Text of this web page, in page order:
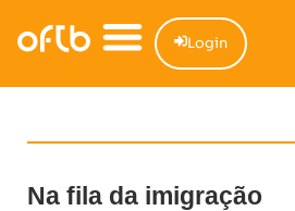
Login
Na fila da imigração